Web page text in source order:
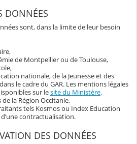
DONNÉES
sont, dans la limite de leur besoin
de Montpellier ou de Toulouse,
nationale, de la Jeunesse et des
le cadre du GAR. Les mentions légales
sur lesite du Ministère.
la Région Occitanie,
tels Kosmos ou Index Education
contractualisation.
DES DONNÉES